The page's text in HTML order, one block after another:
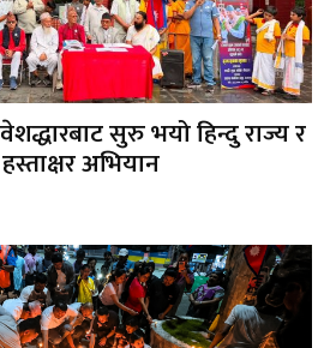
सुरु भयो हिन्दु राज्य र
अभियान